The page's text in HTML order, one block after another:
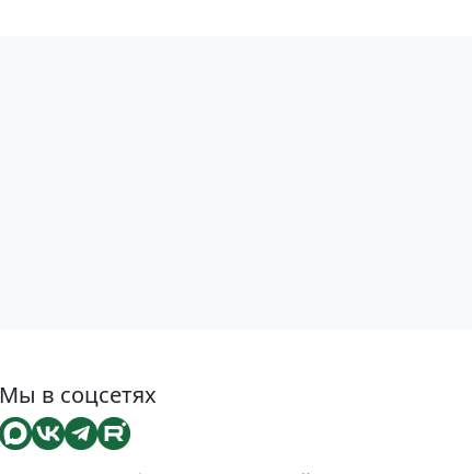
Мы в соцсетях